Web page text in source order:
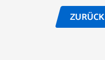
ZURÜCK